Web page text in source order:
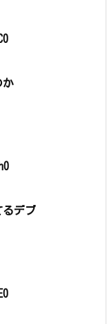
か
るデブ